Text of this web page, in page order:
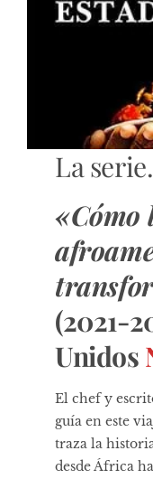
La
«Cómo
(2021-
Unidos
El chef y
guía en este
traza la
desde África